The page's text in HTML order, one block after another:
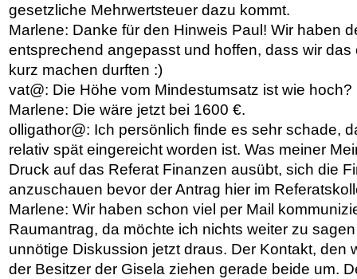
gesetzliche Mehrwertsteuer dazu kommt.
Marlene: Danke für den Hinweis Paul! Wir haben
entsprechend angepasst und hoffen, dass wir
kurz machen durften :)
vat@: Die Höhe vom Mindestumsatz ist wie hoch?
Marlene: Die wäre jetzt bei 1600 €.
olligathor@: Ich persönlich finde es sehr schade,
relativ spät eingereicht worden ist. Was meiner
Druck auf das Referat Finanzen ausübt, sich die
anzuschauen bevor der Antrag hier im
Marlene: Wir haben schon viel per Mail
Raumantrag, da möchte ich nichts weiter zu
unnötige Diskussion jetzt draus. Der Kontakt, den
der Besitzer der Gisela ziehen gerade beide um.